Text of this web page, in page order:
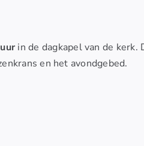
in de dagkapel van de kerk.
en het avondgebed.